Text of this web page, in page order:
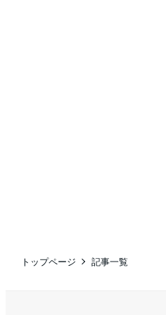
トップページ 記事一覧